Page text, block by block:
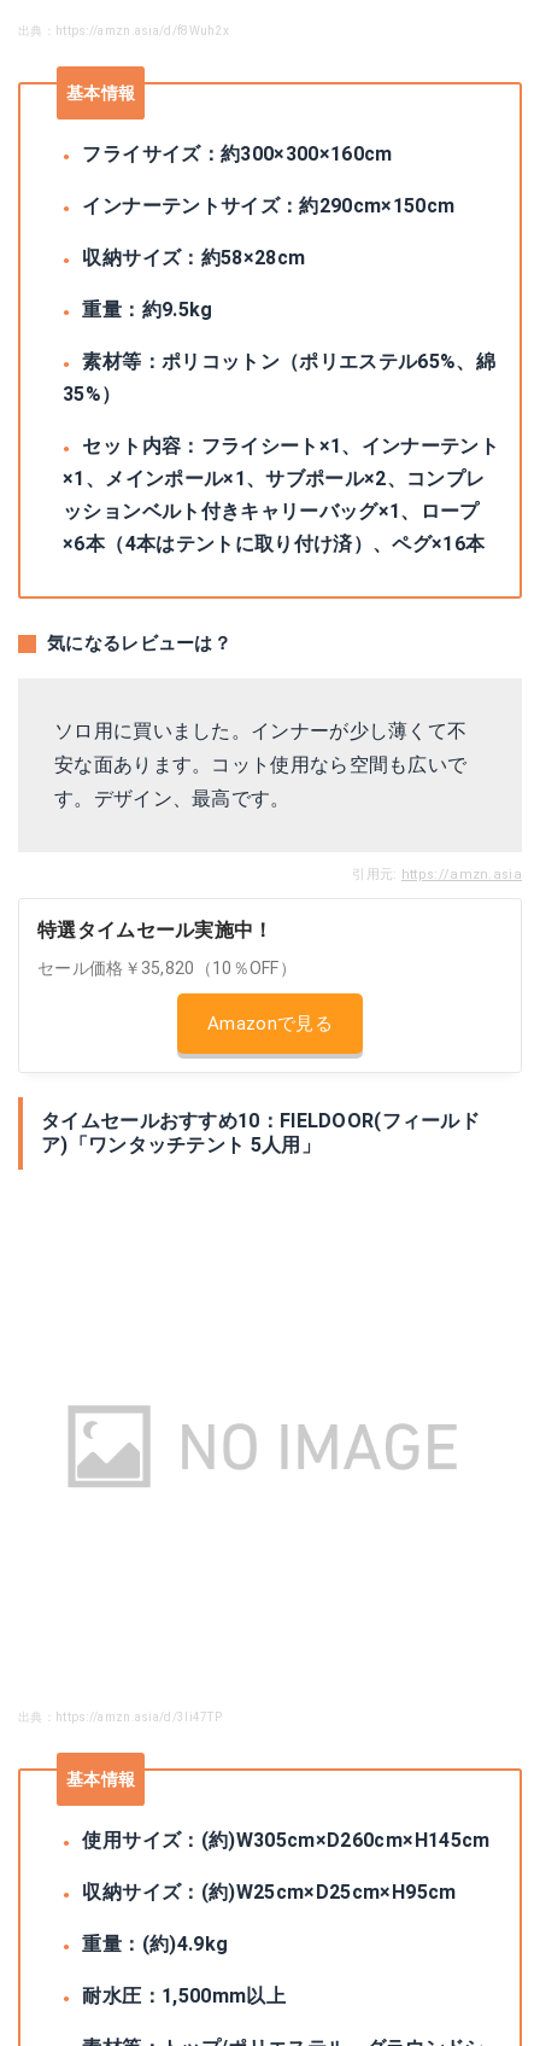
出典：https://amzn.asia/d/f8Wuh2x
基本情報
フライサイズ：約300×300×160cm
インナーテントサイズ：約290cm×150cm
収納サイズ：約58×28cm
重量：約9.5kg
素材等：ポリコットン（ポリエステル65%、綿
35%）
セット内容：フライシート×1、インナーテント
×1、メインポール×1、サブポール×2、コンプレ
ッションベルト付きキャリーバッグ×1、ロープ
×6本（4本はテントに取り付け済）、ペグ×16本
気になるレビューは？
ソロ用に買いました。インナーが少し薄くて不
安な面あります。コット使用なら空間も広いで
す。デザイン、最高です。
引用元: https://amzn.asia
特選タイムセール実施中！
セール価格￥35,820（10％OFF）
Amazonで見る
タイムセールおすすめ10：FIELDOOR(フィールド
ア)「ワンタッチテント 5人用」
出典：https://amzn.asia/d/3Ii47TP
基本情報
使用サイズ：(約)W305cm×D260cm×H145cm
収納サイズ：(約)W25cm×D25cm×H95cm
重量：(約)4.9kg
耐水圧：1,500mm以上